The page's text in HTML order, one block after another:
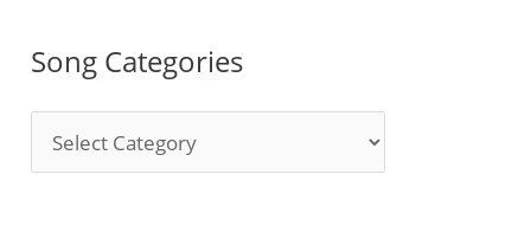
Song Categories
o